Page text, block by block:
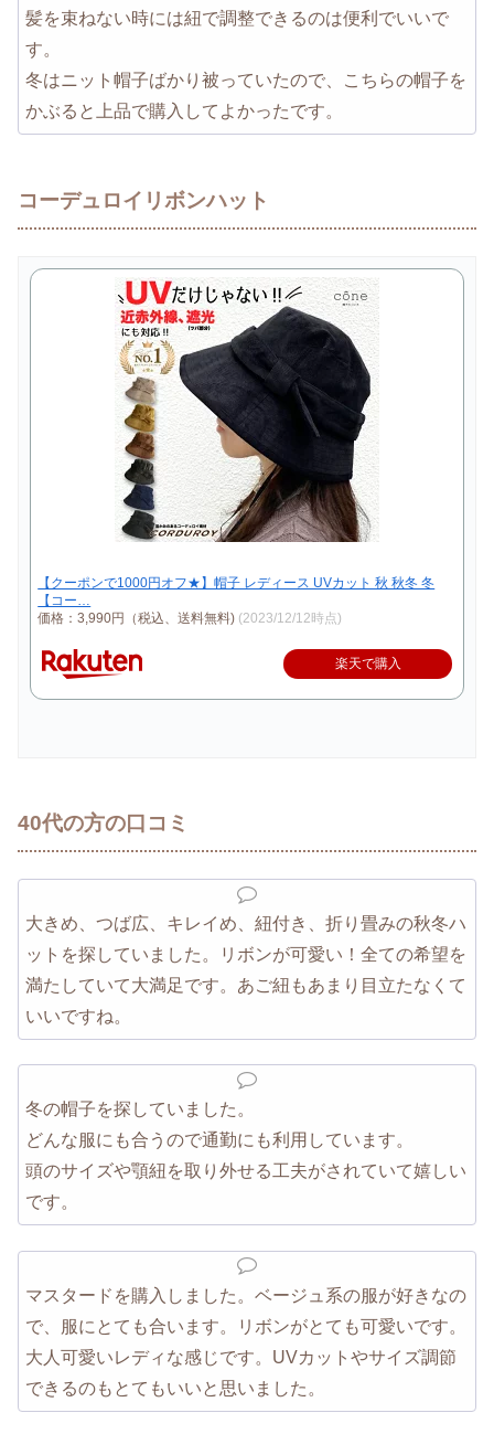
髪を束ねない時には紐で調整できるのは便利でいいで
す。
冬はニット帽子ばかり被っていたので、こちらの帽子を
かぶると上品で購入してよかったです。
コーデュロイリボンハット
【クーポンで1000円オフ★】帽子 レディース UVカット 秋 秋冬 冬
【コー…
価格：3,990円（税込、送料無料) (2023/12/12時点)
楽天で購入
40代の方の口コミ
大きめ、つば広、キレイめ、紐付き、折り畳みの秋冬ハ
ットを探していました。リボンが可愛い！全ての希望を
満たしていて大満足です。あご紐もあまり目立たなくて
いいですね。
冬の帽子を探していました。
どんな服にも合うので通勤にも利用しています。
頭のサイズや顎紐を取り外せる工夫がされていて嬉しい
です。
マスタードを購入しました。ベージュ系の服が好きなの
で、服にとても合います。リボンがとても可愛いです。
大人可愛いレディな感じです。UVカットやサイズ調節
できるのもとてもいいと思いました。